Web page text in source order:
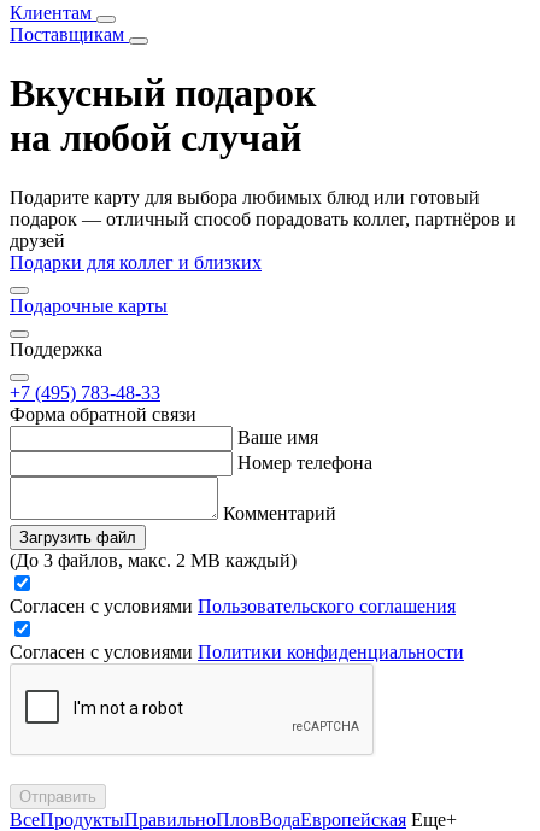
Клиентам
Поставщикам
Вкусный подарок
на любой случай
Подарите карту для выбора любимых блюд или готовый
подарок — отличный способ порадовать коллег, партнёров и
друзей
Подарки для коллег и близких
Подарочные карты
Поддержка
+7 (495) 783-48-33
Форма обратной связи
Ваше имя
Номер телефона
Комментарий
Загрузить файл
(До 3 файлов, макс. 2 MB каждый)
Согласен с условиями Пользовательского соглашения
Согласен с условиями Политики конфиденциальности
Отправить
ВсеПродуктыПравильноПловВодаЕвропейская Еще+